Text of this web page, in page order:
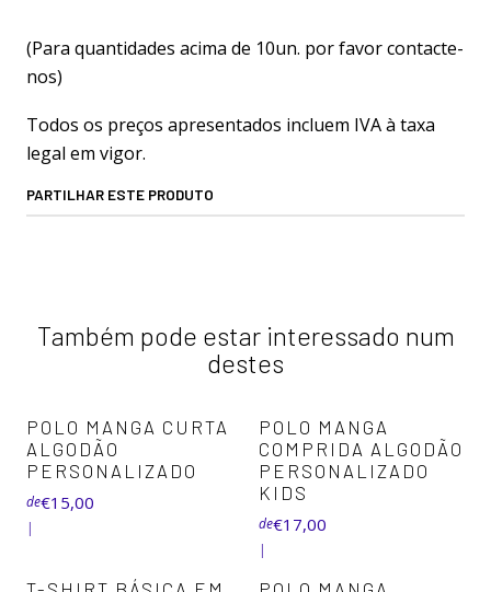
(Para quantidades acima de 10un. por favor contacte-
nos)
Todos os preços apresentados incluem IVA à taxa
legal em vigor.
PARTILHAR ESTE PRODUTO
Também pode estar interessado num
destes
POLO MANGA CURTA
ALGODÃO
PERSONALIZADO
de€15,00
|
POLO MANGA
COMPRIDA ALGODÃO
PERSONALIZADO
KIDS
de€17,00
|